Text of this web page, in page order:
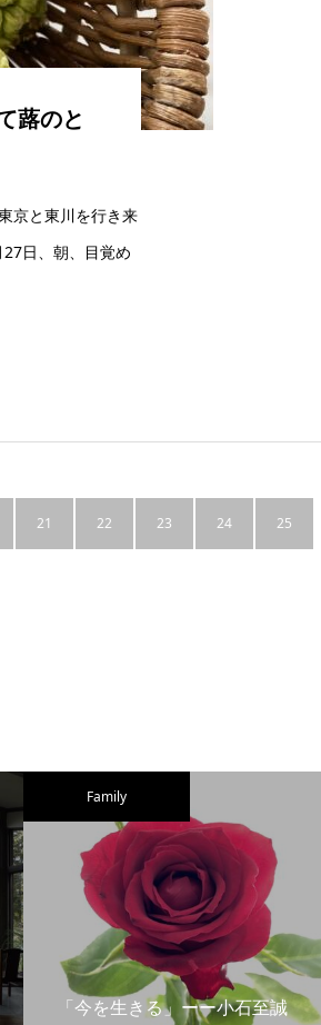
蕗のと
京と東川を行き来
日、朝、目覚め
21 22 23 24 25
Family
「今を生きる」ーー小石至誠